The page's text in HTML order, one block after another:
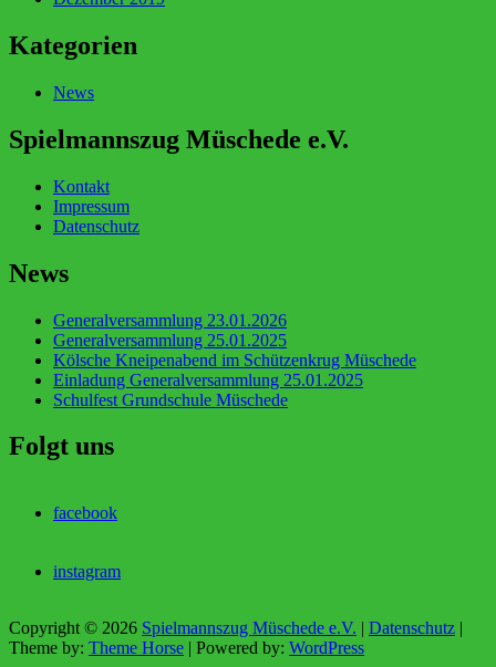
Kategorien
News
Spielmannszug Müschede e.V.
Kontakt
Impressum
Datenschutz
News
Generalversammlung 23.01.2026
Generalversammlung 25.01.2025
Kölsche Kneipenabend im Schützenkrug Müschede
Einladung Generalversammlung 25.01.2025
Schulfest Grundschule Müschede
Folgt uns
facebook
instagram
Copyright © 2026 Spielmannszug Müschede e.V. | Datenschutz |
Theme by: Theme Horse | Powered by: WordPress